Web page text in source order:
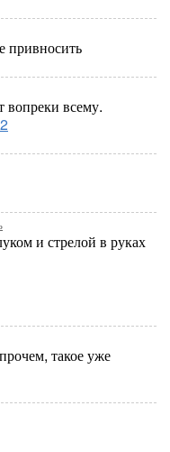
привносить
вопреки всему.
и стрелой в руках
такое уже